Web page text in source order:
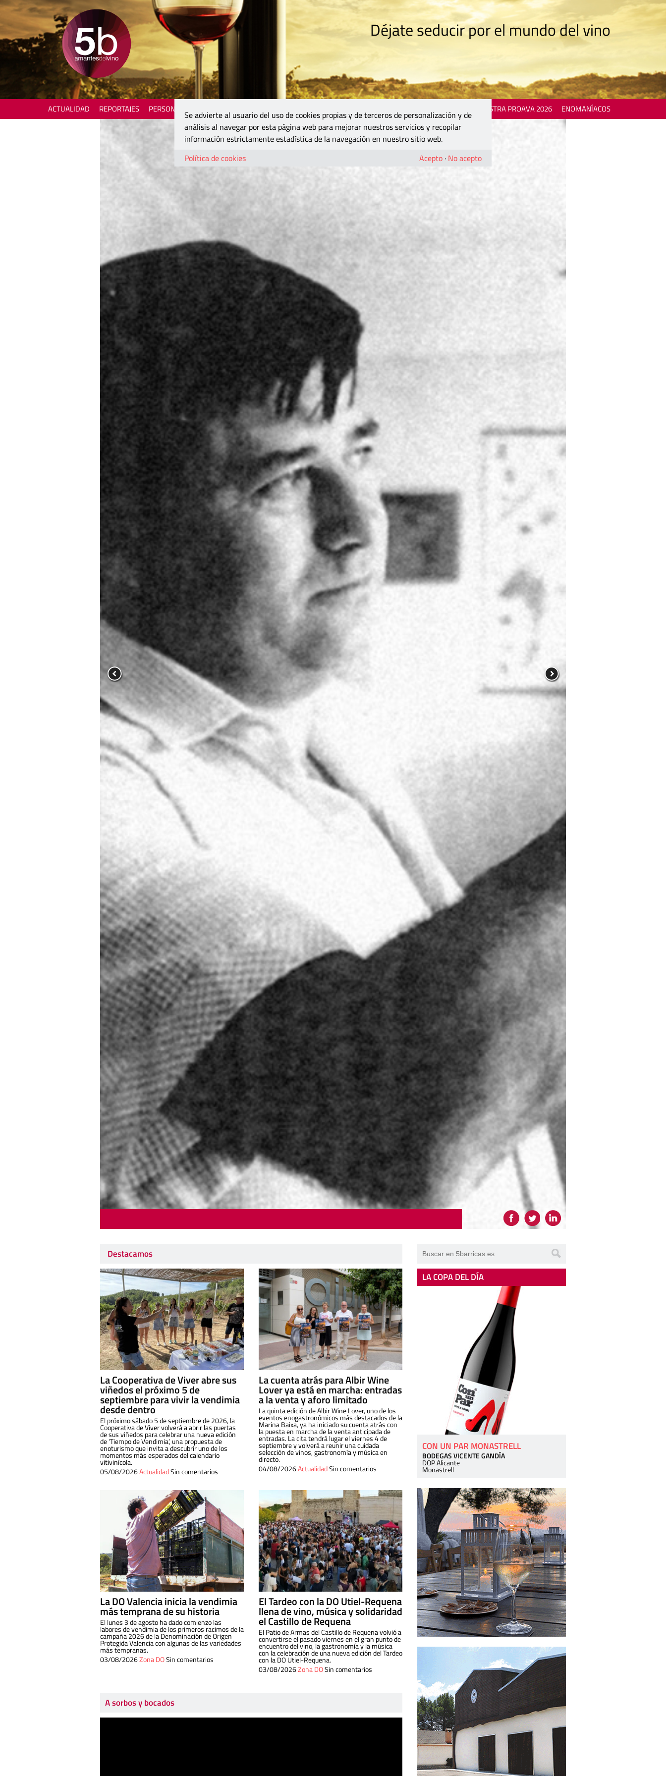
Déjate seducir por el mundo del vino
ACTUALIDAD REPORTAJES PERSONAJES MOSTRA PROAVA 2026 ENOMANÍACOS
Destacamos
La Cooperativa de Viver abre sus
viñedos el próximo 5 de
septiembre para vivir la vendimia
desde dentro
El próximo sábado 5 de septiembre de 2026, la
Cooperativa de Viver volverá a abrir las puertas
de sus viñedos para celebrar una nueva edición
de ‘Tiempo de Vendimia’, una propuesta de
enoturismo que invita a descubrir uno de los
momentos más esperados del calendario
vitivinícola.
05/08/2026ActualidadSin comentarios
La cuenta atrás para Albir Wine
Lover ya está en marcha: entradas
a la venta y aforo limitado
La quinta edición de Albir Wine Lover, uno de los
eventos enogastronómicos más destacados de la
Marina Baixa, ya ha iniciado su cuenta atrás con
la puesta en marcha de la venta anticipada de
entradas. La cita tendrá lugar el viernes 4 de
septiembre y volverá a reunir una cuidada
selección de vinos, gastronomía y música en
directo.
04/08/2026ActualidadSin comentarios
La DO Valencia inicia la vendimia
más temprana de su historia
El lunes 3 de agosto ha dado comienzo las
labores de vendimia de los primeros racimos de la
campaña 2026 de la Denominación de Origen
Protegida Valencia con algunas de las variedades
más tempranas.
03/08/2026Zona DOSin comentarios
El Tardeo con la DO Utiel-Requena
llena de vino, música y solidaridad
el Castillo de Requena
El Patio de Armas del Castillo de Requena volvió a
convertirse el pasado viernes en el gran punto de
encuentro del vino, la gastronomía y la música
con la celebración de una nueva edición del Tardeo
con la DO Utiel-Requena.
03/08/2026Zona DOSin comentarios
A sorbos y bocados
LA COPA DEL DÍA
CON UN PAR MONASTRELL
BODEGAS VICENTE GANDÍA
DOP Alicante
Monastrell
Se advierte al usuario del uso de cookies propias y de terceros de personalización y de
análisis al navegar por esta página web para mejorar nuestros servicios y recopilar
información estrictamente estadística de la navegación en nuestro sitio web.
Política de cookies
Acepto · No acepto